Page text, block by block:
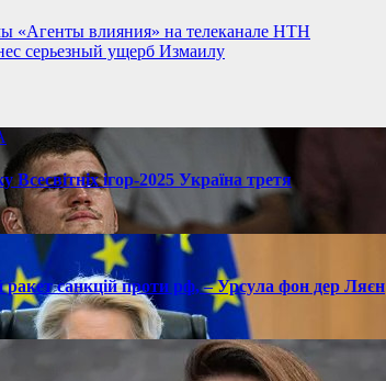
«Агенты влияния» на телеканале НТН
серьезный ущерб Измаилу
ігор-2025 Україна третя
ракет санкцій проти рф, – Урсула фон дер Ляєн